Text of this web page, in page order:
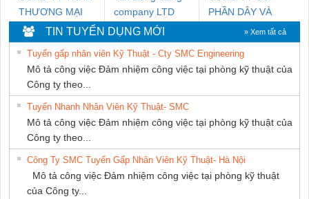
THƯƠNG MẠI
THIÊN ÂN VIỆT
NAM
company LTD
PHẦN DÂY VÀ
CÁP ĐIỆN
THƯỢNG ĐÌNH
TIN TUYỂN DỤNG MỚI » Xem tất cả
Tuyển gấp nhân viên Kỹ Thuật - Cty SMC Engineering
Mô tả công việc Đảm nhiệm công việc tại phòng kỹ thuật của
Công ty theo...
Tuyển Nhanh Nhân Viên Kỹ Thuật- SMC
Mô tả công việc Đảm nhiệm công việc tại phòng kỹ thuật của
Công ty theo...
Công Ty SMC Tuyển Gấp Nhân Viên Kỹ Thuật- Hà Nội
Mô tả công việc Đảm nhiệm công việc tại phòng kỹ thuật
của Công ty...